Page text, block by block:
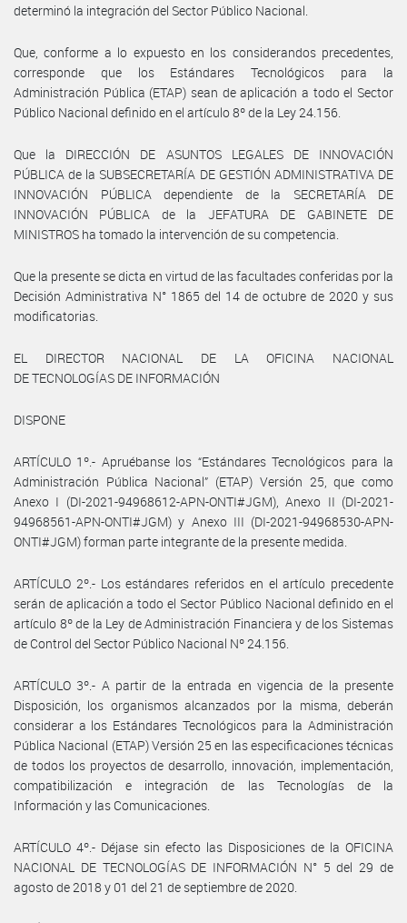
determinó la integración del Sector Público Nacional.
Que, conforme a lo expuesto en los considerandos precedentes,
corresponde que los Estándares Tecnológicos para la
Administración Pública (ETAP) sean de aplicación a todo el Sector
Público Nacional definido en el artículo 8º de la Ley 24.156.
Que la DIRECCIÓN DE ASUNTOS LEGALES DE INNOVACIÓN
PÚBLICA de la SUBSECRETARÍA DE GESTIÓN ADMINISTRATIVA DE
INNOVACIÓN PÚBLICA dependiente de la SECRETARÍA DE
INNOVACIÓN PÚBLICA de la JEFATURA DE GABINETE DE
MINISTROS ha tomado la intervención de su competencia.
Que la presente se dicta en virtud de las facultades conferidas por la
Decisión Administrativa N° 1865 del 14 de octubre de 2020 y sus
modificatorias.
EL DIRECTOR NACIONAL DE LA OFICINA NACIONAL
DE TECNOLOGÍAS DE INFORMACIÓN
DISPONE
ARTÍCULO 1º.- Apruébanse los “Estándares Tecnológicos para la
Administración Pública Nacional” (ETAP) Versión 25, que como
Anexo I (DI-2021-94968612-APN-ONTI#JGM), Anexo II (DI-2021-
94968561-APN-ONTI#JGM) y Anexo III (DI-2021-94968530-APN-
ONTI#JGM) forman parte integrante de la presente medida.
ARTÍCULO 2º.- Los estándares referidos en el artículo precedente
serán de aplicación a todo el Sector Público Nacional definido en el
artículo 8º de la Ley de Administración Financiera y de los Sistemas
de Control del Sector Público Nacional Nº 24.156.
ARTÍCULO 3º.- A partir de la entrada en vigencia de la presente
Disposición, los organismos alcanzados por la misma, deberán
considerar a los Estándares Tecnológicos para la Administración
Pública Nacional (ETAP) Versión 25 en las especificaciones técnicas
de todos los proyectos de desarrollo, innovación, implementación,
compatibilización e integración de las Tecnologías de la
Información y las Comunicaciones.
ARTÍCULO 4º.- Déjase sin efecto las Disposiciones de la OFICINA
NACIONAL DE TECNOLOGÍAS DE INFORMACIÓN N° 5 del 29 de
agosto de 2018 y 01 del 21 de septiembre de 2020.